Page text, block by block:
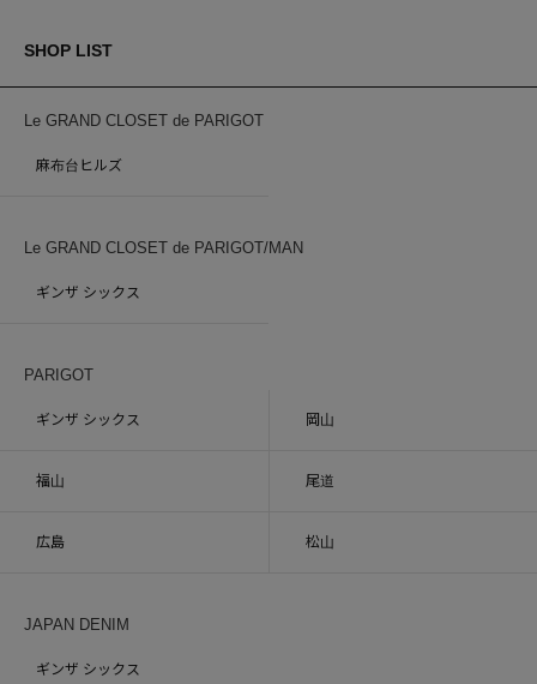
SHOP LIST
Le GRAND CLOSET de PARIGOT
麻布台ヒルズ
Le GRAND CLOSET de PARIGOT/MAN
ギンザ シックス
PARIGOT
ギンザ シックス 岡山
福山 尾道
広島 松山
JAPAN DENIM
ギンザ シックス